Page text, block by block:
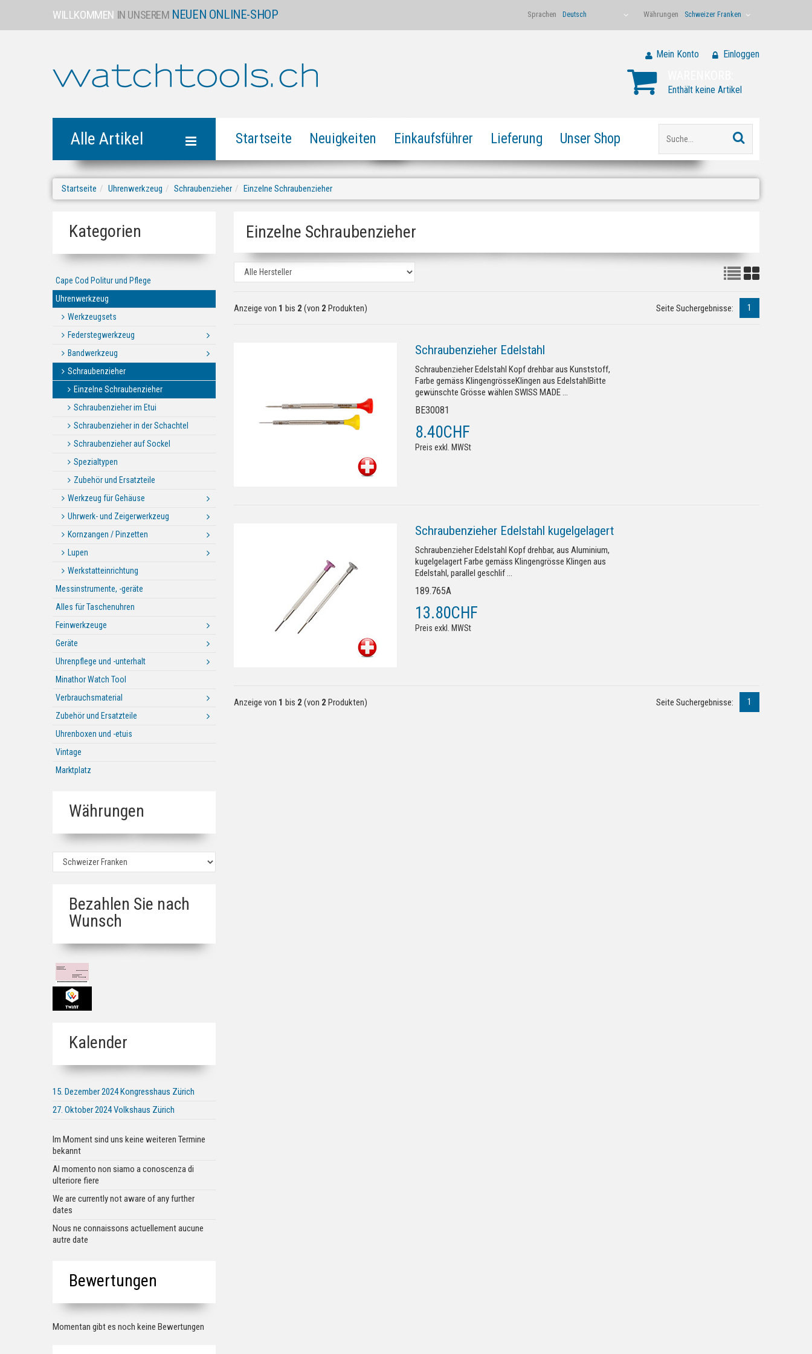
Währungen Schweizer Franken
Sprachen Deutsch
WILLKOMMEN IN UNSEREM NEUEN ONLINE-SHOP
Enthält keine Artikel
Alle Artikel
Mein Konto Einloggen
Startseite Neuigkeiten Einkaufsführer Lieferung Unser Shop
Startseite Uhrenwerkzeug Schraubenzieher Einzelne Schraubenzieher
Kategorien
Cape Cod Politur und Pflege
Uhrenwerkzeug
Werkzeugsets
Federstegwerkzeug
Bandwerkzeug
Schraubenzieher
Einzelne Schraubenzieher
Schraubenzieher im Etui
Schraubenzieher in der Schachtel
Schraubenzieher auf Sockel
Spezialtypen
Zubehör und Ersatzteile
Werkzeug für Gehäuse
Uhrwerk- und Zeigerwerkzeug
Kornzangen / Pinzetten
Lupen
Werkstatteinrichtung
Messinstrumente, -geräte
Alles für Taschenuhren
Feinwerkzeuge
Geräte
Uhrenpflege und -unterhalt
Minathor Watch Tool
Verbrauchsmaterial
Zubehör und Ersatzteile
Uhrenboxen und -etuis
Vintage
Marktplatz
Währungen
Bezahlen Sie nach
Wunsch
Kalender
15. Dezember 2024 Kongresshaus Zürich
27. Oktober 2024 Volkshaus Zürich
Im Moment sind uns keine weiteren Termine
bekannt
Al momento non siamo a conoscenza di
ulteriore fiere
We are currently not aware of any further
dates
Nous ne connaissons actuellement aucune
autre date
Bewertungen
Momentan gibt es noch keine Bewertungen
Einzelne Schraubenzieher
Anzeige von 1 bis 2 (von 2 Produkten) 1
Seite Suchergebnisse:
Schraubenzieher Edelstahl
Schraubenzieher Edelstahl Kopf drehbar aus Kunststoff,
Farbe gemäss KlingengrösseKlingen aus EdelstahlBitte
gewünschte Grösse wählen SWISS MADE ...
BE30081
8.40CHF
Preis exkl. MWSt
Schraubenzieher Edelstahl kugelgelagert
Schraubenzieher Edelstahl Kopf drehbar, aus Aluminium,
kugelgelagert Farbe gemäss Klingengrösse Klingen aus
Edelstahl, parallel geschlif ...
189.765A
13.80CHF
Preis exkl. MWSt
Anzeige von 1 bis 2 (von 2 Produkten) 1
Seite Suchergebnisse: